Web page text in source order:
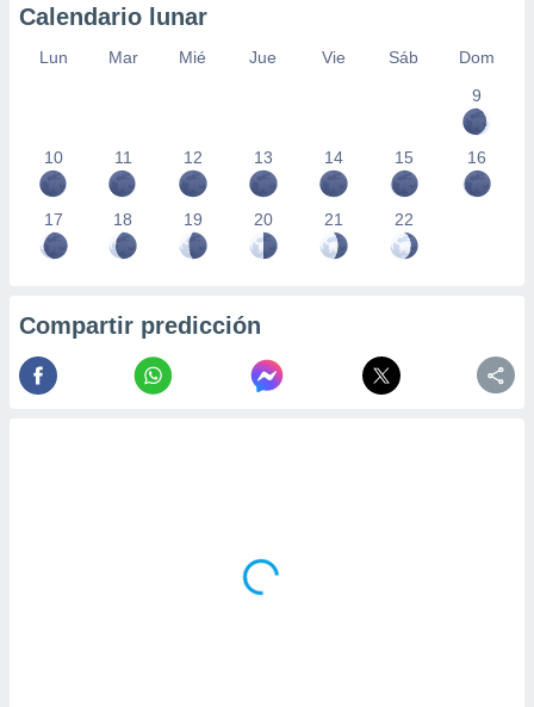
Calendario lunar
Lun Mar Mié Jue Vie Sáb
Dom
9
10 11 12 13 14 15 16
17 18 19 20 21 22
Compartir predicción